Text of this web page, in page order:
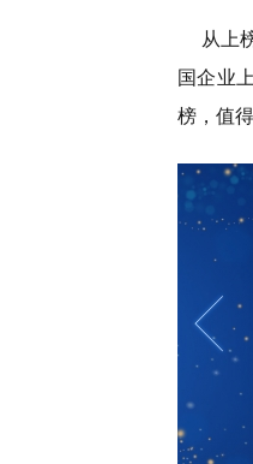
从上榜
国企业
榜，值